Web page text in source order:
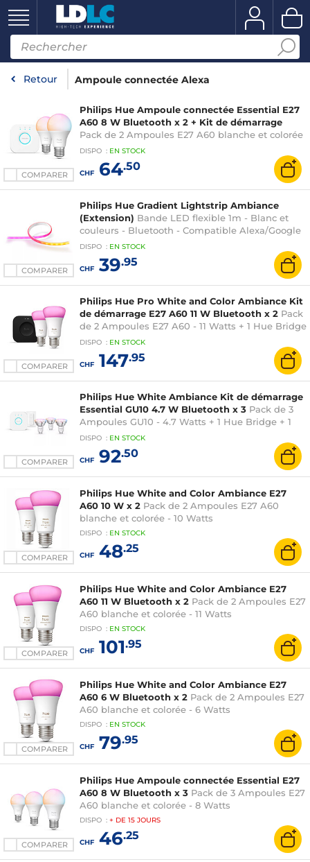
Retour Ampoule connectée Alexa
COMPARER
Philips Hue Ampoule connectée Essential E27
A60 8 W Bluetooth x 2 + Kit de démarrage
Pack de 2 Ampoules E27 A60 blanche et colorée
- 8 Watts
DISPO : EN STOCK
CHF64.50
COMPARER
Philips Hue Gradient Lightstrip Ambiance
(Extension) Bande LED flexible 1m - Blanc et
couleurs - Bluetooth - Compatible Alexa/Google
Assistant
DISPO : EN STOCK
CHF39.95
COMPARER
Philips Hue Pro White and Color Ambiance Kit
de démarrage E27 A60 11 W Bluetooth x 2 Pack
de 2 Ampoules E27 A60 - 11 Watts + 1 Hue Bridge
Pro
DISPO : EN STOCK
CHF147.95
COMPARER
Philips Hue White Ambiance Kit de démarrage
Essential GU10 4.7 W Bluetooth x 3 Pack de 3
Ampoules GU10 - 4.7 Watts + 1 Hue Bridge + 1
interrupteur connecté
DISPO : EN STOCK
CHF92.50
COMPARER
Philips Hue White and Color Ambiance E27
A60 10 W x 2 Pack de 2 Ampoules E27 A60
blanche et colorée - 10 Watts
DISPO : EN STOCK
CHF48.25
COMPARER
Philips Hue White and Color Ambiance E27
A60 11 W Bluetooth x 2 Pack de 2 Ampoules E27
A60 blanche et colorée - 11 Watts
DISPO : EN STOCK
CHF101.95
COMPARER
Philips Hue White and Color Ambiance E27
A60 6 W Bluetooth x 2 Pack de 2 Ampoules E27
A60 blanche et colorée - 6 Watts
DISPO : EN STOCK
CHF79.95
COMPARER
Philips Hue Ampoule connectée Essential E27
A60 8 W Bluetooth x 3 Pack de 3 Ampoules E27
A60 blanche et colorée - 8 Watts
DISPO : + DE 15 JOURS
CHF46.25